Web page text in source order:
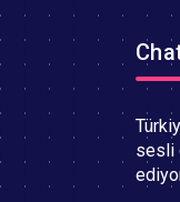
sesli